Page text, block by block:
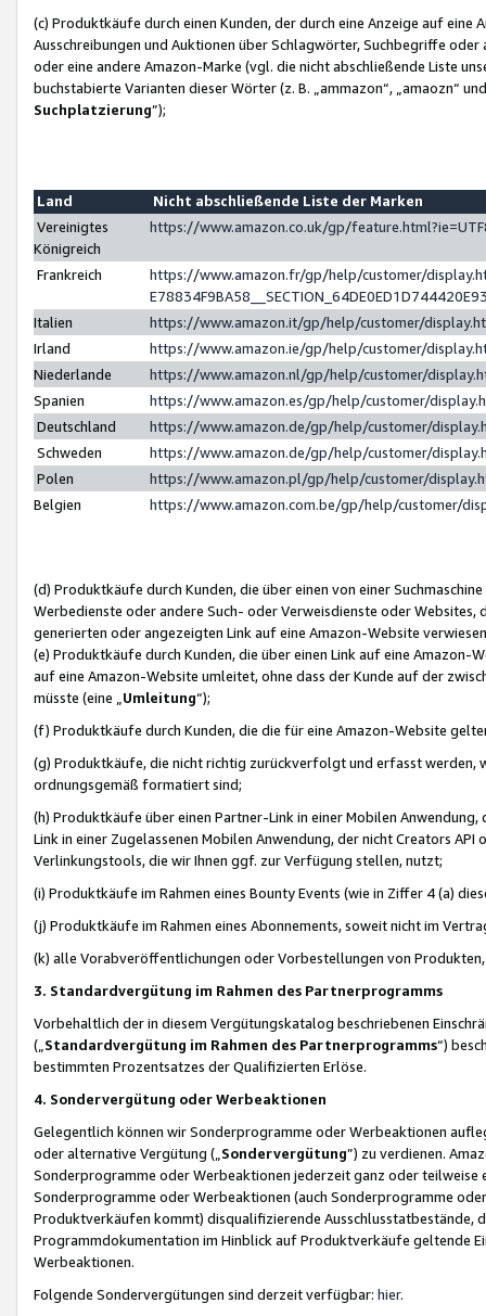
(c) Produktkäufe durch einen Kunden, der durch eine Anzeige auf
Ausschreibungen und Auktionen über Schlagwörter, Suchbegriffe
oder eine andere Amazon-Marke (vgl. die nicht abschließende Liste
buchstabierte Varianten dieser Wörter (z. B. „ammazon“, „amaozn“
Suchplatzierung”);
Land
Nicht abschließende Liste der Marken
Vereinigtes
Königreich
https://www.amazon.co.uk/gp/
Frankreich
https://www.amazon.fr/gp/help/customer/
Italien
https://www.amazon.it/gp/help/customer/
Irland
https://www.amazon.ie/gp/help/customer/
Niederlande
https://www.amazon.nl/gp/help/customer/
Spanien
https://www.amazon.es/gp/help/customer/
Deutschland
https://www.amazon.de/gp/help/customer/
Schweden
https://www.amazon.de/gp/help/customer/
Polen
https://www.amazon.pl/gp/help/customer/
Belgien
https://www.amazon.com.be/gp/help/customer/
(d) Produktkäufe durch Kunden, die über einen von einer
Werbedienste oder andere Such- oder Verweisdienste oder Websites,
generierten oder angezeigten Link auf eine Amazon-Website
(e) Produktkäufe durch Kunden, die über einen Link auf eine
auf eine Amazon-Website umleitet, ohne dass der Kunde auf der
müsste (eine „ Umleitung“);
(f) Produktkäufe durch Kunden, die die für eine Amazon-Website
(g) Produktkäufe, die nicht richtig zurückverfolgt und erfasst werden,
ordnungsgemäß formatiert sind;
(h) Produktkäufe über einen Partner-Link in einer Mobilen
Link in einer Zugelassenen Mobilen Anwendung, der nicht Creators
Verlinkungstools, die wir Ihnen ggf. zur Verfügung stellen, nutzt;
(i) Produktkäufe im Rahmen eines Bounty Events (wie in Ziffer 4 (a)
(j) Produktkäufe im Rahmen eines Abonnements, soweit nicht im
(k) alle Vorabveröffentlichungen oder Vorbestellungen von
3. Standardvergütung im Rahmen des Partnerprogramms
Vorbehaltlich der in diesem Vergütungskatalog beschriebenen
(„ Standardvergütung im Rahmen des Partnerprogramms“)
bestimmten Prozentsatzes der Qualifizierten Erlöse.
4. Sondervergütung oder Werbeaktionen
Gelegentlich können wir Sonderprogramme oder Werbeaktionen
oder alternative Vergütung („ Sondervergütung”) zu verdienen.
Sonderprogramme oder Werbeaktionen jederzeit ganz oder
Sonderprogramme oder Werbeaktionen (auch Sonderprogramme
Produktverkäufen kommt) disqualifizierende Ausschlusstatbestände,
Programmdokumentation im Hinblick auf Produktverkäufe geltende
Werbeaktionen.
Folgende Sondervergütungen sind derzeit verfügbar: hier.